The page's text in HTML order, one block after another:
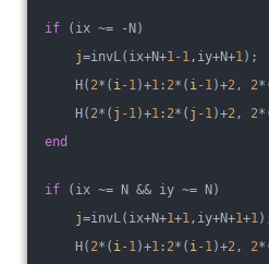
if (ix ~= -N)
j=invL(ix+N+1 -1 ,iy+N+1 );
H( 2*( i -1 )+1 : 2*( i -1 )+2 , 2
H( 2*( j -1 )+1 : 2*( j -1 )+2 , 2
end
if (ix ~= N && iy ~= N)
j=invL(ix+N+1+1 ,iy+N+1+1
H( 2*( i -1 )+1 : 2*( i -1 )+2 , 2